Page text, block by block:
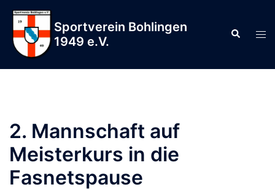
Zum
Inhalt
springen
Sportverein Bohlingen
1949 e.V.
Suche
2. Mannschaft auf
Meisterkurs in die
Fasnetspause